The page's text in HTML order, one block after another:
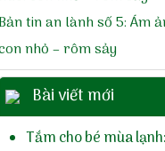
Bản tin an lành số 5: Ám
nhỏ – rôm sảy
Bài viết mới
Tắm cho bé mùa